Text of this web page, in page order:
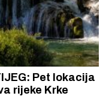
Pet lokacija
rijeke Krke